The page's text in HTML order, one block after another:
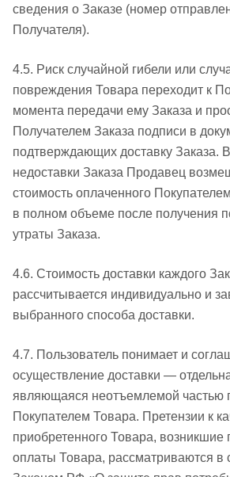
сведения о Заказе (номер
Получателя).
4.5. Риск случайной гибели или
повреждения Товара переходит к
момента передачи ему Заказа и
Получателем Заказа подписи в
подтверждающих доставку Заказа.
недоставки Заказа Продавец
стоимость оплаченного
в полном объеме после получения
утраты Заказа.
4.6. Стоимость доставки каждого
рассчитывается индивидуально и
выбранного способа доставки.
4.7. Пользователь понимает и
осуществление доставки —
являющаяся неотъемлемой частью
Покупателем Товара. Претензии к
приобретенного Товара, возникшие
оплаты Товара, рассматриваются в